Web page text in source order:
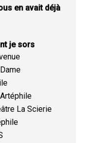
en avait déjà
je sors
La Scierie